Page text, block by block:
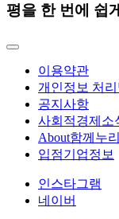
평을 한 번에 쉽
이용약관
개인정보 처리
공지사항
사회적경제소
About함께누리
입점기업정보
인스타그램
네이버